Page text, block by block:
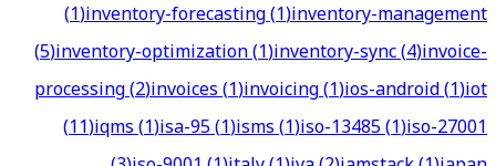
(1)inventory-forecasting(1)inventory-management
(5)inventory-optimization(1)inventory-sync(4)invoice-
processing(2)invoices(1)invoicing(1)ios-android(1)iot
(11)iqms(1)isa-95(1)isms(1)iso-13485(1)iso-27001